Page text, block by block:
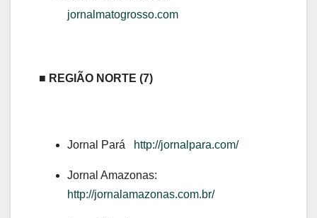
jornalmatogrosso.com
■ REGIÃO NORTE (7)
Jornal Pará http://jornalpara.com/
Jornal Amazonas:
http://jornalamazonas.com.br/